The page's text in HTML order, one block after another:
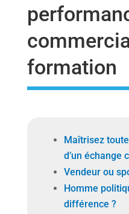
formation
Maîtrisez
d’un échange
Vendeur ou
Homme
différence ?